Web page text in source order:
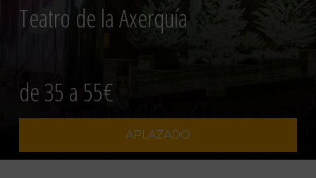
Teatro de la Axerquía
de 35 a 55€
APLAZADO